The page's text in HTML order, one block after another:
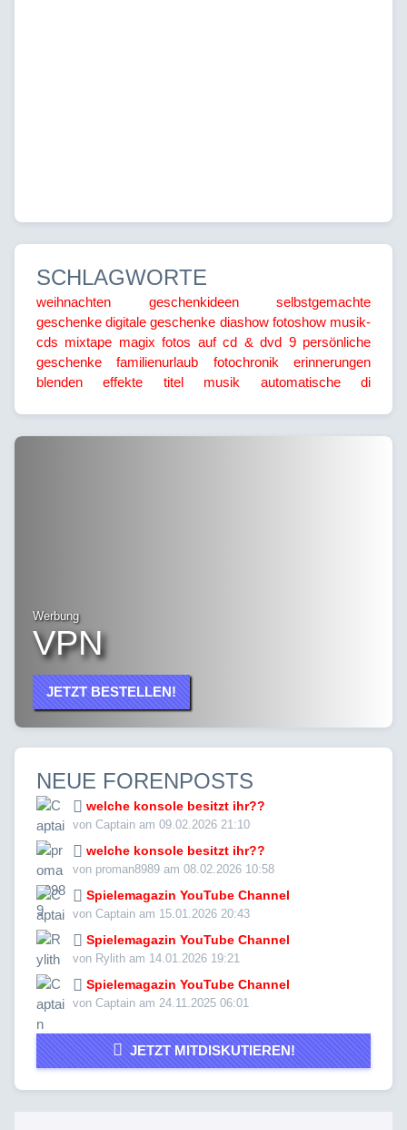
SCHLAGWORTE
weihnachten geschenkideen
selbstgemachte
geschenke digitale geschenke diashow fotoshow musik-
cds mixtape magix fotos auf cd & dvd 9 persönliche
geschenke
familienurlaub fotochronik
erinnerungen
blenden
effekte titel musik automatische di
Werbung
VPN
JETZT BESTELLEN!
NEUE FORENPOSTS
welche konsole besitzt ihr??
von Captain am 09.02.2026 21:10
welche konsole besitzt ihr??
von proman8989 am 08.02.2026 10:58
Spielemagazin YouTube Channel
von Captain am 15.01.2026 20:43
Spielemagazin YouTube Channel
von Rylith am 14.01.2026 19:21
Spielemagazin YouTube Channel
von Captain am 24.11.2025 06:01
JETZT MITDISKUTIEREN!